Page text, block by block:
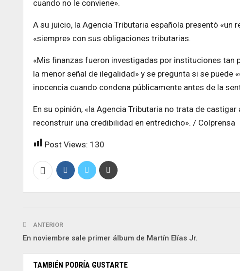
cuando no le conviene».
A su juicio, la Agencia Tributaria española presentó
«siempre» con sus obligaciones tributarias.
«Mis finanzas fueron investigadas por instituciones tan
la menor señal de ilegalidad» y se pregunta si se
inocencia cuando condena públicamente antes de la
En su opinión, «la Agencia Tributaria no trata de
reconstruir una credibilidad en entredicho». / Colprensa
Post Views: 130
ANTERIOR
En noviembre sale primer álbum de Martín Elías Jr.
TAMBIÉN PODRÍA GUSTARTE